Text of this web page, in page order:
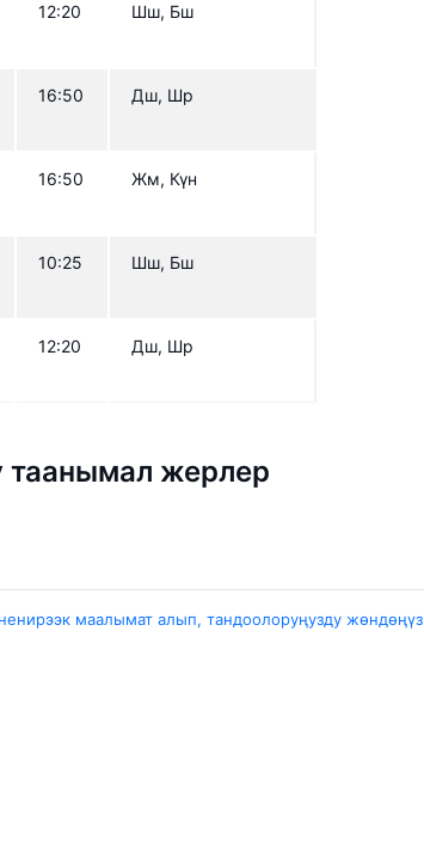
12:20 Шш, Бш
16:50 Дш, Шр
16:50 Жм, Күн
10:25 Шш, Бш
12:20 Дш, Шр
таанымал жерлер
маалымат алып, тандоолоруңузду жөндөңүз